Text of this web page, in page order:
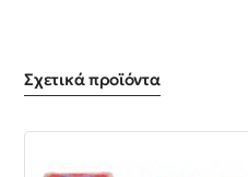
Σχετικά προϊόντα